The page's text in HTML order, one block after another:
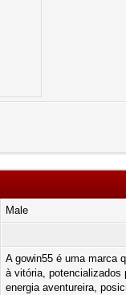
Male
A gowin55 é uma marca
à vitória, potencializados
energia aventureira,